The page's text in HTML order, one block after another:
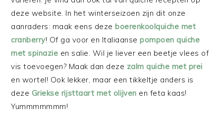
deze website. In het winterseizoen zijn dit onze
aanraders: maak eens deze boerenkoolquiche met
cranberry! Of ga voor en Italiaanse pompoen quiche
met spinazie en salie. Wil je liever een beetje vlees of
vis toevoegen? Maak dan deze zalm quiche met prei
en wortel! Ook lekker, maar een tikkeltje anders is
deze Griekse rijsttaart met olijven en feta kaas!
Yummmmmmm!